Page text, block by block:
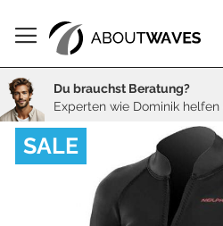
zum
Inhalt
Du brauchst Beratung?
Experten wie Dominik helfen
Skip
toSALE